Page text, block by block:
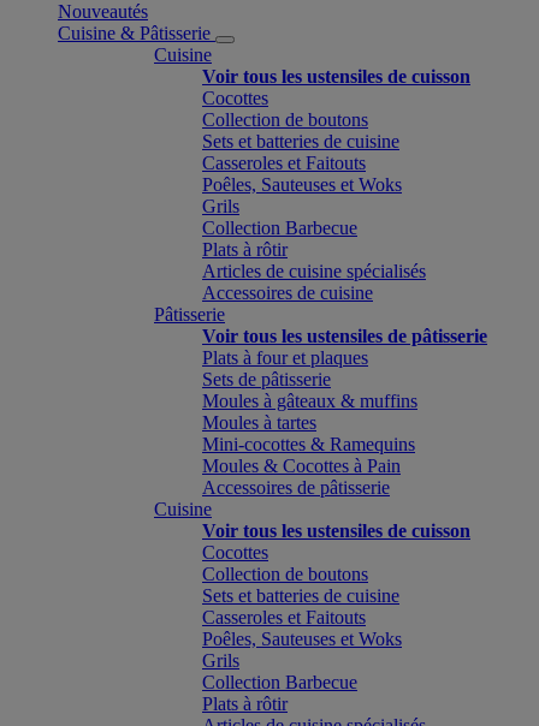
Nouveautés
Cuisine & Pâtisserie
Cuisine
Voir tous les ustensiles de cuisson
Cocottes
Collection de boutons
Sets et batteries de cuisine
Casseroles et Faitouts
Poêles, Sauteuses et Woks
Grils
Collection Barbecue
Plats à rôtir
Articles de cuisine spécialisés
Accessoires de cuisine
Pâtisserie
Voir tous les ustensiles de pâtisserie
Plats à four et plaques
Sets de pâtisserie
Moules à gâteaux & muffins
Moules à tartes
Mini-cocottes & Ramequins
Moules & Cocottes à Pain
Accessoires de pâtisserie
Cuisine
Voir tous les ustensiles de cuisson
Cocottes
Collection de boutons
Sets et batteries de cuisine
Casseroles et Faitouts
Poêles, Sauteuses et Woks
Grils
Collection Barbecue
Plats à rôtir